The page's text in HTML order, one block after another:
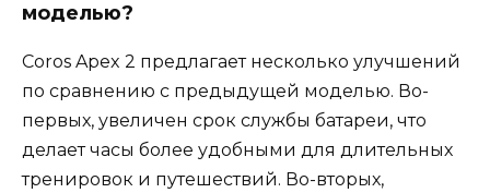
моделью?
Coros Apex 2 предлагает несколько улучшений
по сравнению с предыдущей моделью. Во-
первых, увеличен срок службы батареи, что
делает часы более удобными для длительных
тренировок и путешествий. Во-вторых,